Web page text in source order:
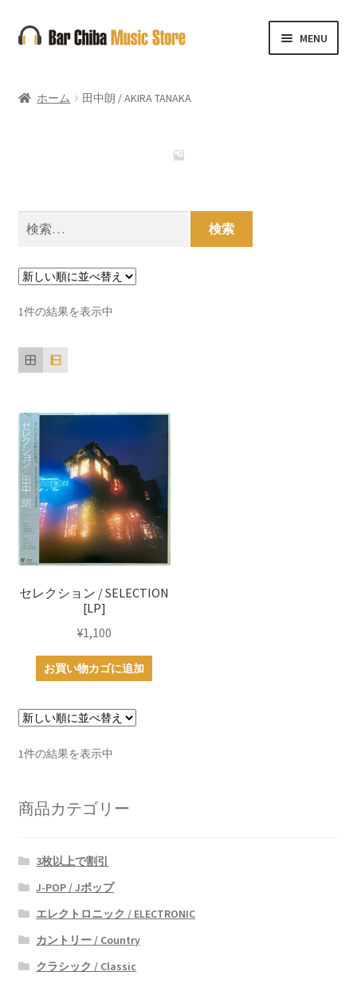
ナ
ビ
ー
キ
ッ
コ
ン
ン
プ
MENU
ホーム 田中朗 / AKIRA TANAKA
検
索:
1件の結果を表示中
セレクション / SELECTION
[LP]
¥1,100
お買い物カゴに追加
1件の結果を表示中
商品カテゴリー
3枚以上で割引
J-POP / Jポップ
エレクトロニック / ELECTRONIC
カントリー / Country
クラシック / Classic